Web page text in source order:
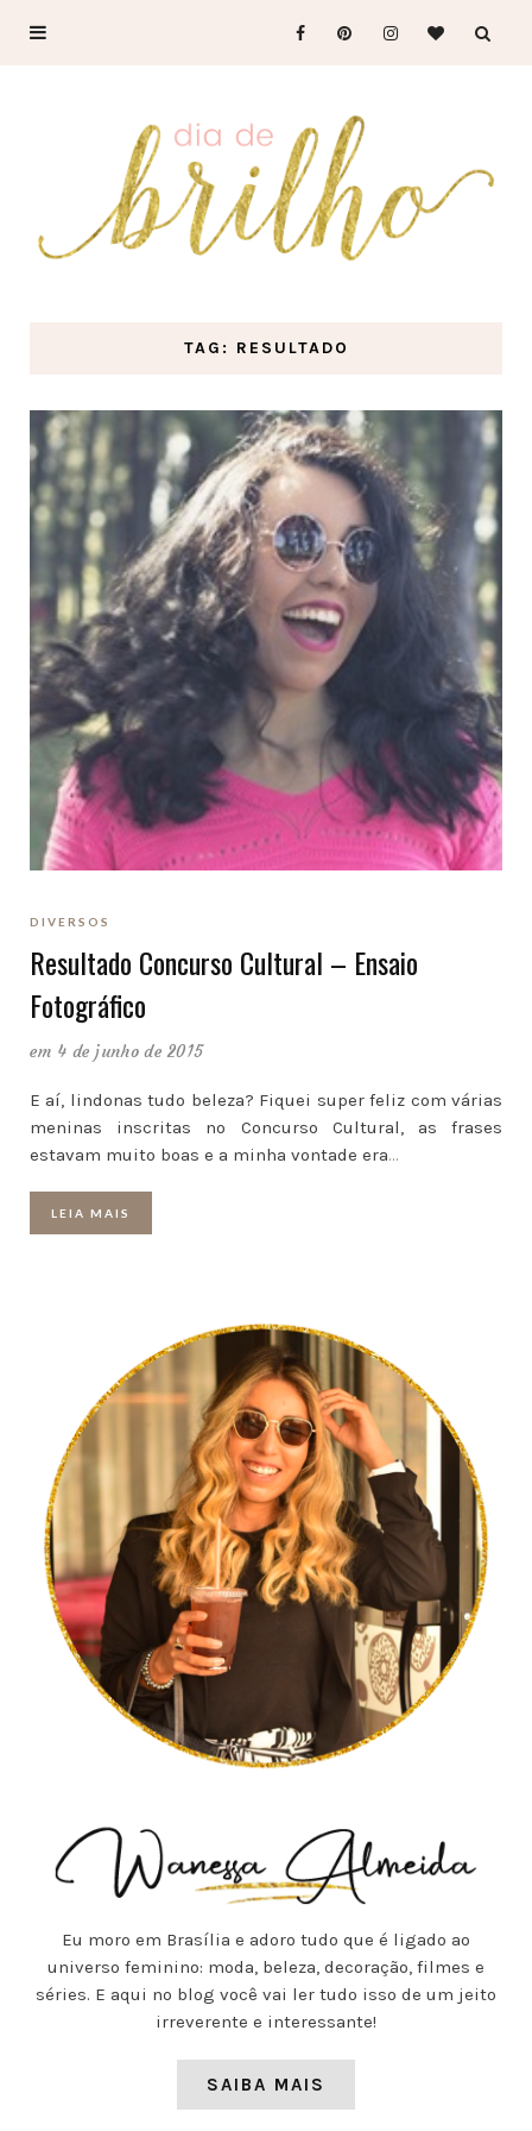
TAG: RESULTADO
DIVERSOS
Resultado Concurso Cultural – Ensaio
Fotográfico
em 4 de junho de 2015
E aí, lindonas tudo beleza? Fiquei super feliz com várias
meninas inscritas no Concurso Cultural, as frases
estavam muito boas e a minha vontade era…
LEIA MAIS
Eu moro em Brasília e adoro tudo que é ligado ao
universo feminino: moda, beleza, decoração, filmes e
séries. E aqui no blog você vai ler tudo isso de um jeito
irreverente e interessante!
SAIBA MAIS